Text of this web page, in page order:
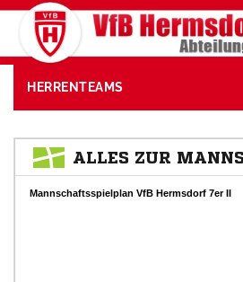
HERRENTEAMS